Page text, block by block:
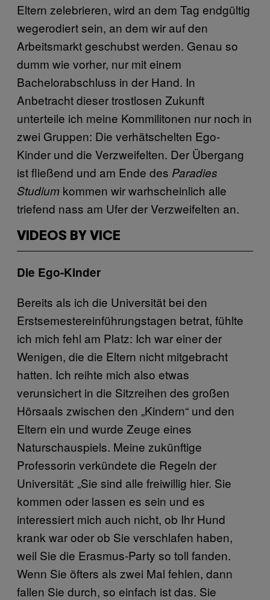
Eltern zelebrieren, wird an dem Tag endgültig
wegerodiert sein, an dem wir auf den
Arbeitsmarkt geschubst werden. Genau so
dumm wie vorher, nur mit einem
Bachelorabschluss in der Hand. In
Anbetracht dieser trostlosen Zukunft
unterteile ich meine Kommilitonen nur noch in
zwei Gruppen: Die verhätschelten Ego-
Kinder und die Verzweifelten. Der Übergang
ist fließend und am Ende des Paradies
Studium kommen wir warhscheinlich alle
triefend nass am Ufer der Verzweifelten an.
VIDEOS BY VICE
Die Ego-Kinder
Bereits als ich die Universität bei den
Erstsemestereinführungstagen betrat, fühlte
ich mich fehl am Platz: Ich war einer der
Wenigen, die die Eltern nicht mitgebracht
hatten. Ich reihte mich also etwas
verunsichert in die Sitzreihen des großen
Hörsaals zwischen den „Kindern“ und den
Eltern ein und wurde Zeuge eines
Naturschauspiels. Meine zukünftige
Professorin verkündete die Regeln der
Universität: „Sie sind alle freiwillig hier. Sie
kommen oder lassen es sein und es
interessiert mich auch nicht, ob Ihr Hund
krank war oder ob Sie verschlafen haben,
weil Sie die Erasmus-Party so toll fanden.
Wenn Sie öfters als zwei Mal fehlen, dann
fallen Sie durch, so einfach ist das. Sie